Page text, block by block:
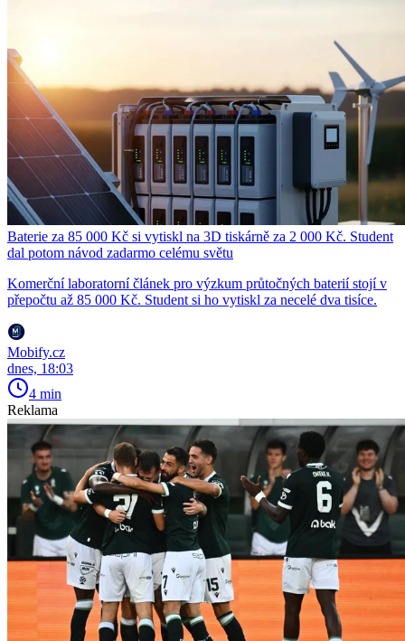
Baterie za 85 000 Kč si vytiskl na 3D tiskárně za 2 000 Kč. Student
dal potom návod zadarmo celému světu
Komerční laboratorní článek pro výzkum průtočných baterií stojí v
přepočtu až 85 000 Kč. Student si ho vytiskl za necelé dva tisíce.
Mobify.cz
dnes, 18:03
4 min
Reklama